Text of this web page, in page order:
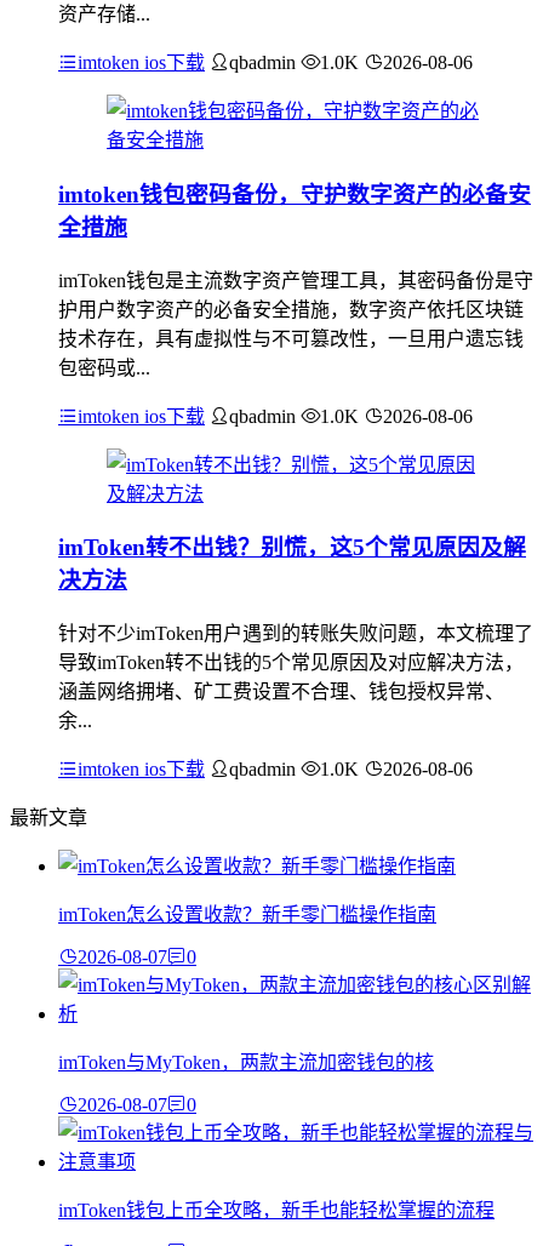
资产存储...
imtoken ios下载 qbadmin 1.0K 2026-08-06
imtoken钱包密码备份，守护数字资产的必备安
全措施
imToken钱包是主流数字资产管理工具，其密码备份是守
护用户数字资产的必备安全措施，数字资产依托区块链
技术存在，具有虚拟性与不可篡改性，一旦用户遗忘钱
包密码或...
imtoken ios下载 qbadmin 1.0K 2026-08-06
imToken转不出钱？别慌，这5个常见原因及解
决方法
针对不少imToken用户遇到的转账失败问题，本文梳理了
导致imToken转不出钱的5个常见原因及对应解决方法，
涵盖网络拥堵、矿工费设置不合理、钱包授权异常、
余...
imtoken ios下载 qbadmin 1.0K 2026-08-06
最新文章
imToken怎么设置收款？新手零门槛操作指南
2026-08-07 0
imToken与MyToken，两款主流加密钱包的核
2026-08-07 0
imToken钱包上币全攻略，新手也能轻松掌握的流程